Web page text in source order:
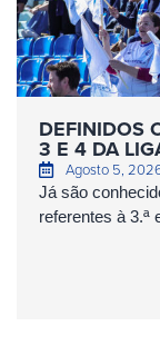
DEFINIDOS
3 E 4 DA
Agosto 5,
Já são
referentes à 3.ª